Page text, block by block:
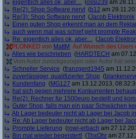
eigentlich alles ok, aber.... (ossi239 am
Re(2): Shop Software nervt (b12 am
Re(3): Shop Software nervt (Jacob Elektronik
Einen guten Shop erkennt man an dem
auch wenn mal was schief geht prompte
Re: eigentlich alles ok, aber.... (Jacob
PLONKED von MattM : Auf Wunsch des Users
Alles wie beschrieben (HARDTECH am
Vom Autor zurückgezogen oder Autor hat
Schneller Service (franzgerd1945 am
zuverlässiger, qualifizierter Shop (
Kundenfang (MG127 am 13.12.2013,
hat sich gegen mehrere Konkurrenten
Re(2): Rechner für 1500euro bestellt und
Guter Shop, falls man ein paar Schwächen
Ab Lager bedeuter nicht ab Lager bei Jacob
Re: Ab Lager bedeuter nicht ab Lager bei
Prompte Lieferung (rowi-erbach am
Bin mal wieder begeistert! (ThxOhr am